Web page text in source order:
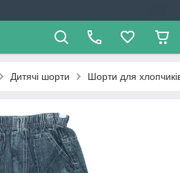
Дитячі шорти Шорти для